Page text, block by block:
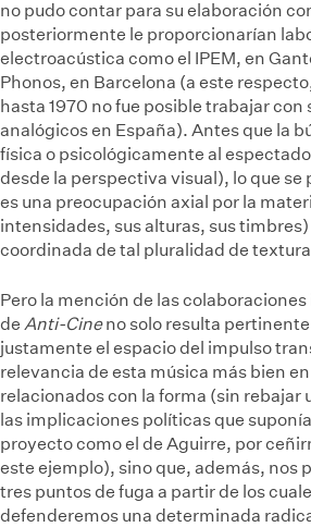
no pudo contar para su elaboración
posteriormente le proporcionarían
electroacústica como el IPEM, en
Phonos, en Barcelona (a este
hasta 1970 no fue posible trabajar
analógicos en España). Antes que la
física o psicológicamente al
desde la perspectiva visual), lo que se
es una preocupación axial por la
intensidades, sus alturas, sus
coordinada de tal pluralidad de
Pero la mención de las
de Anti-Cineno solo resulta
justamente el espacio del impulso
relevancia de esta música más bien
relacionados con la forma (sin rebajar
las implicaciones políticas que
proyecto como el de Aguirre, por
este ejemplo), sino que, además, nos
tres puntos de fuga a partir de los
defenderemos una determinada